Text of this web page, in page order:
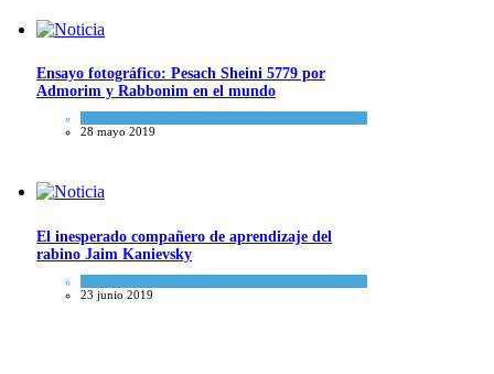
Ensayo fotográfico: Pesach Sheini 5779 por
Admorim y Rabbonim en el mundo
28 mayo 2019
El inesperado compañero de aprendizaje del
rabino Jaim Kanievsky
23 junio 2019